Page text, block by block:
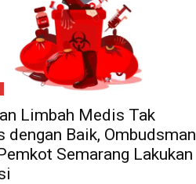
Limbah Medis Tak
dengan Baik, Ombudsman
Semarang Lakukan